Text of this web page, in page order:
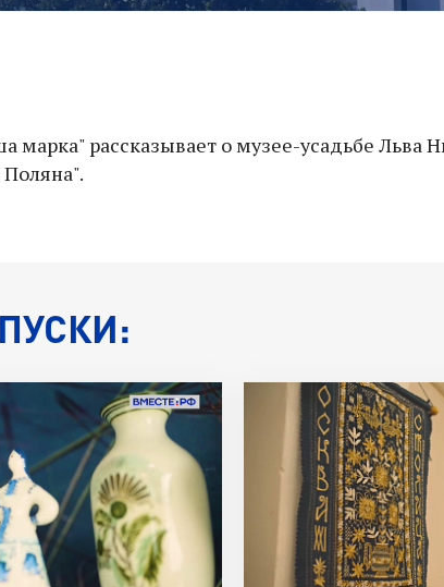
марка" рассказывает о музее-усадьбе Льва
Поляна".